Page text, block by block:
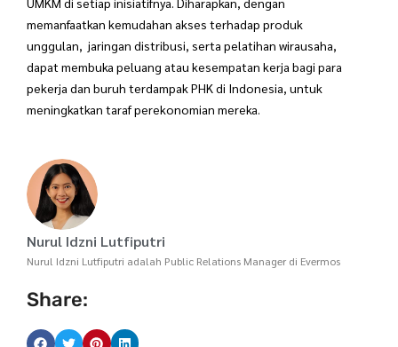
memanfaatkan kemudahan akses terhadap produk
unggulan, jaringan distribusi, serta pelatihan wirausaha,
dapat membuka peluang atau kesempatan kerja bagi para
pekerja dan buruh terdampak PHK di Indonesia, untuk
meningkatkan taraf perekonomian mereka.
Nurul Idzni Lutfiputri
Nurul Idzni Lutfiputri adalah Public Relations Manager di Evermos
Share: